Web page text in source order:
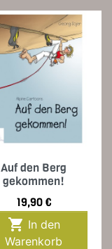
Auf den Berg
gekommen!
Preis
19,90 €

Warenkorb